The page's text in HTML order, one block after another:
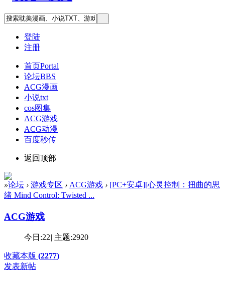
登陆
注册
首页Portal
论坛BBS
ACG漫画
小说txt
cos图集
ACG游戏
ACG动漫
百度秒传
返回顶部
»论坛 › 游戏专区 › ACG游戏 › [PC+安卓][心灵控制：扭曲的思
绪 Mind Control: Twisted ...
ACG游戏
今日:22| 主题:2920
收藏本版 (2277)
发表新帖